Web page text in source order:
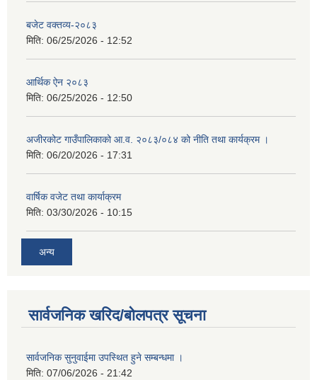
बजेट वक्तव्य-२०८३
मिति: 06/25/2026 - 12:52
आर्थिक ऐन २०८३
मिति: 06/25/2026 - 12:50
अजीरकोट गाउँपालिकाको आ.व. २०८३/०८४ को नीति तथा कार्यक्रम ।
मिति: 06/20/2026 - 17:31
वार्षिक वजेट तथा कार्याक्रम
मिति: 03/30/2026 - 10:15
अन्य
सार्वजनिक खरिद/बोलपत्र सूचना
सार्वजनिक सुनुवाईमा उपस्थित हुने सम्बन्धमा ।
मिति: 07/06/2026 - 21:42